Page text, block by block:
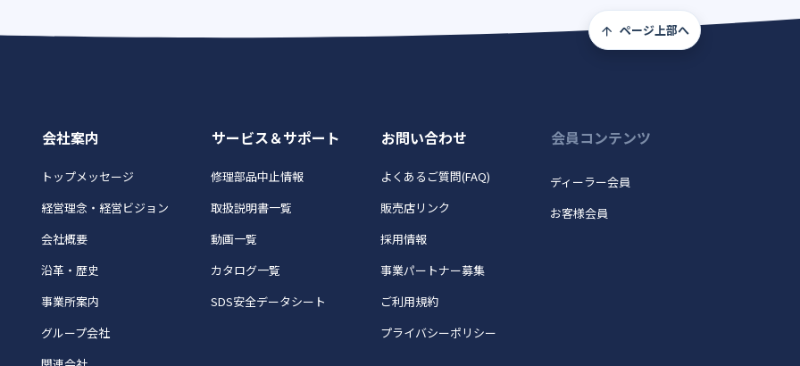
ページ上部へ
会社案内
トップメッセージ
経営理念・経営ビジョン
会社概要
沿革・歴史
事業所案内
グループ会社
サービス＆サポート
修理部品中止情報
取扱説明書一覧
動画一覧
カタログ一覧
SDS安全データシート
お問い合わせ
よくあるご質問(FAQ)
販売店リンク
採用情報
事業パートナー募集
ご利用規約
プライバシーポリシー
会員コンテンツ
ディーラー会員
お客様会員